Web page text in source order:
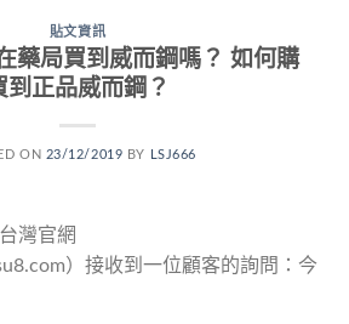
貼文資訊
藥局買到威而鋼嗎？ 如何購
到正品威而鋼？
ON 23/12/2019 BY LSJ666
灣官網
）接收到一位顧客的詢問：今